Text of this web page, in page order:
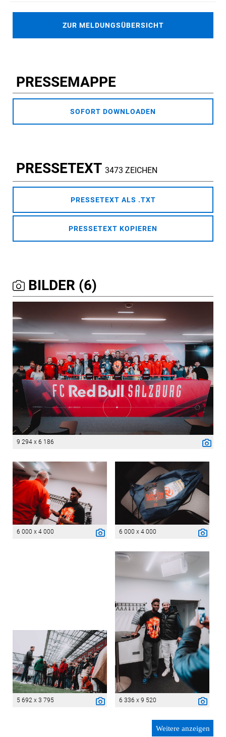
ZUR MELDUNGSÜBERSICHT
PRESSEMAPPE
SOFORT DOWNLOADEN
PRESSETEXT 3473 ZEICHEN
PRESSETEXT ALS .TXT
PRESSETEXT KOPIEREN
BILDER (6)
9 294 x 6 186
6 000 x 4 000 6 000 x 4 000
5 692 x 3 795 6 336 x 9 520
Weitere anzeigen